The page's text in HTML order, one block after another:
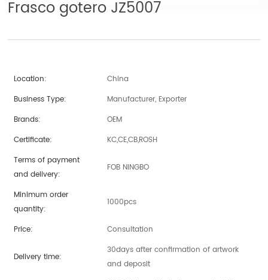
Frasco gotero JZ5007
Location:
China
Business Type:
Manufacturer, Exporter
Brands:
OEM
Certificate:
KC,CE,CB,ROSH
Terms of payment
and delivery:
FOB NINGBO
Minimum order
quantity:
1000pcs
Price: Consultation
Delivery time:
30days after confirmation of artwork
and deposit